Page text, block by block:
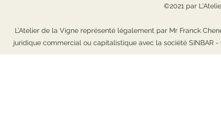
©2021 par
L’Atelier de la Vigne représenté légalement par Mr Franck
juridique commercial ou capitalistique avec la société SINBAR